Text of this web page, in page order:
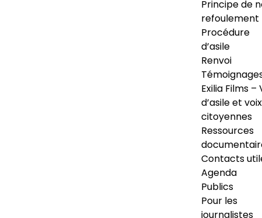
Principe de
refoulement
Procédure
d’asile
Renvoi
Exilia Films –
d’asile et voix
citoyennes
Ressources
Contacts
Agenda
Publics
Pour les
journalistes